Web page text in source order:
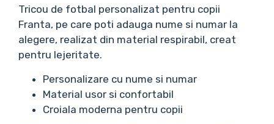
Tricou de fotbal personalizat pentru copii
Franta, pe care poti adauga nume si numar la
alegere, realizat din material respirabil, creat
pentru lejeritate.
Personalizare cu nume si numar
Material usor si confortabil
Croiala moderna pentru copii